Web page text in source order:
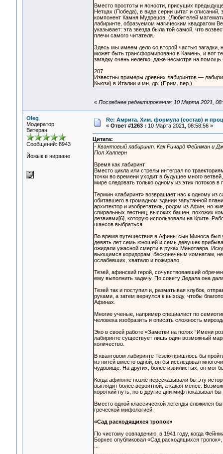
Вместо простоты и ясности, присущих
Нетцах (Победа), в виде серии цитат и описаний,
компонент Камня Мудрецов. (Любителей
лабиринте, образуемом магическим квадратом
указывает: эта звезда была той самой, что
плечи самого читателя.
Здесь мы имеем дело со второй частью загадки,
может быть трансформировано в Камень, и вот
загадку очень нелегко, даже несмотря на помощь
207
Известны примеры древних лабиринтов —
Кьюзи) в Италии и мн. др. (Прим. пер.)
« Последнее редактирование: 10 Марта 2021,
Oleg
Модератор
Ветеран
Сообщений: 8943
Йожык в нирване
Re: Амрита. Хим. формула (состав) и
« Ответ #1263 : 10 Марта 2021, 08:58:56 »
Цитата:
- Квантовый лабиринт. Как Ричард Фейнман и
Пол Халперн
Время как лабиринт
Вместо цикла или стрелы интеграл по
точки во времени уходит в будущее много
мире следовать только одному из этих потоков
Термин «лабиринт» возвращает нас к одному из
обитавшего в громадном здании запутанной
архитектор и изобретатель, родом из Афин, но
спиральных лестниц, высоких башен, похожих
лезвиями[6], которую использовали на Крите.
шансов выбраться.
Во время путешествия в Афины сын Миноса был
девять лет семь юношей и семь девушек
ожидали ужасной смерти в руках Минотавра.
вьющимся коридорам, бесконечным комнатам, не
ослабевших, хватало и пожирало.
Тезей, афинский герой, сочувствовавший
ему выполнить задачу. По совету Дедала она
Тезей так и поступил и, разматывая клубок,
руками, а затем вернулся к выходу, чтобы
Афинах.
Многие ученые, например специалист по
человека изобразить и описать сложность
Эко в своей работе «Заметки на полях “Имени
лабиринте существует лишь один возможный
количество.
В квантовом лабиринте Тезею пришлось бы
из нитей вместо одной, он бы исследовал
чудовище. На других, более извилистых, он мог
Когда афиняне позже пересказывали бы эту
выглядит более вероятной, а какая менее.
короткий путь, но в другие дни миф показывал
Вместо одной классической легенды сложился
греческой мифологией.
«Сад расходящихся тропок»
По чистому совпадению, в 1941 году, когда
Борхес опубликовал «Сад расходящихся